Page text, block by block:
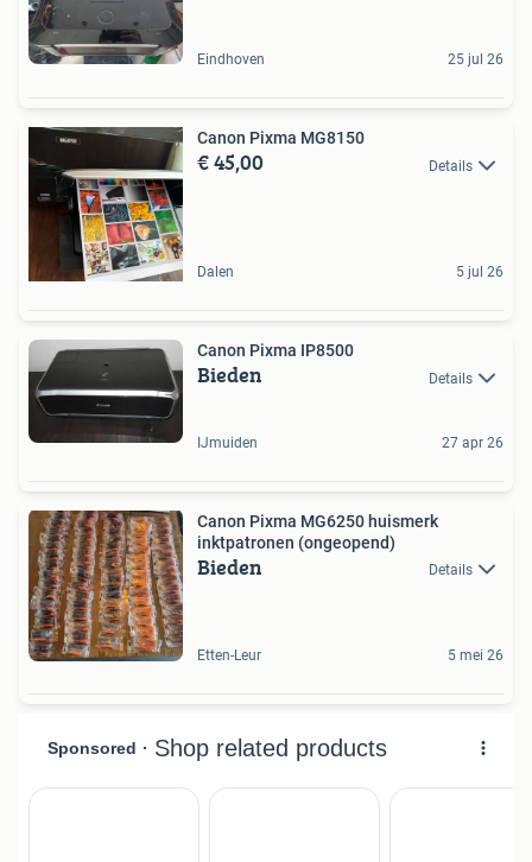
Eindhoven 25 jul 26
Canon Pixma MG8150
€ 45,00 Details
Dalen 5 jul 26
Canon Pixma IP8500
Bieden Details
IJmuiden 27 apr 26
Canon Pixma MG6250 huismerk
inktpatronen (ongeopend)
Bieden Details
Etten-Leur 5 mei 26